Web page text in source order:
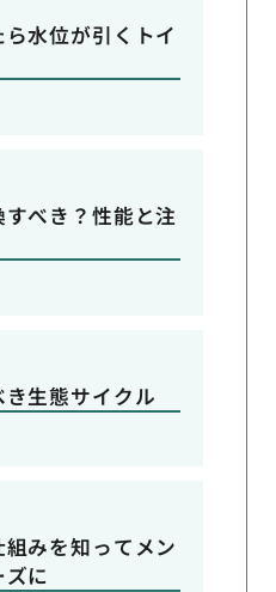
水位が引くトイ
べき？性能と注
生態サイクル
みを知ってメン
に